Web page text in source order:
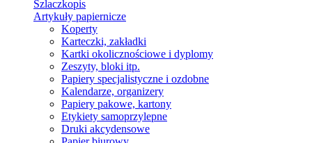
Szlaczkopis
Artykuły papiernicze
Koperty
Karteczki, zakładki
Kartki okolicznościowe i dyplomy
Zeszyty, bloki itp.
Papiery specjalistyczne i ozdobne
Kalendarze, organizery
Papiery pakowe, kartony
Etykiety samoprzylepne
Druki akcydensowe